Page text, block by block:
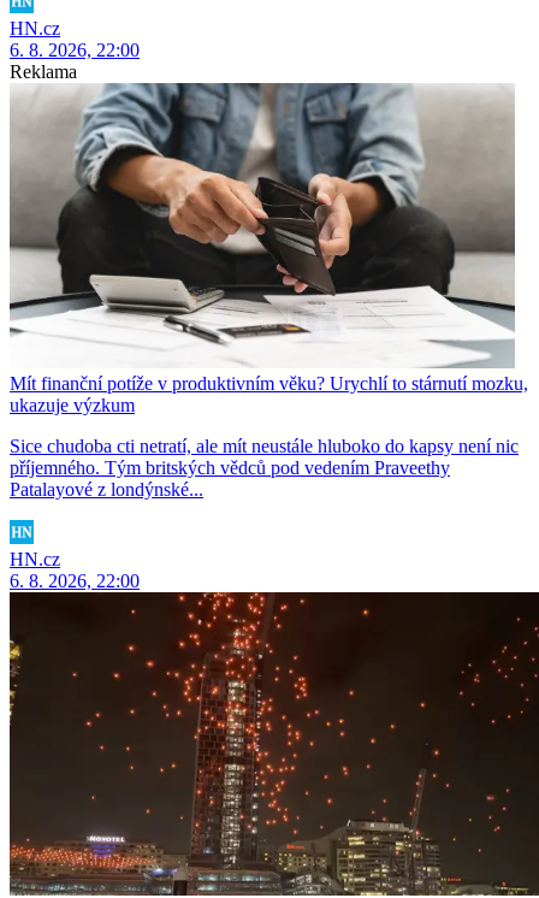
HN.cz
6. 8. 2026, 22:00
Reklama
Mít finanční potíže v produktivním věku? Urychlí to stárnutí mozku,
ukazuje výzkum
Sice chudoba cti netratí, ale mít neustále hluboko do kapsy není nic
příjemného. Tým britských vědců pod vedením Praveethy
Patalayové z londýnské...
HN.cz
6. 8. 2026, 22:00